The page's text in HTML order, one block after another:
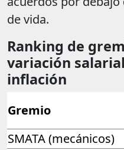
de vida.
Ranking de
variación
inflación
Gremio
SMATA (mecánicos)